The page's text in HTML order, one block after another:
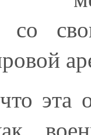
со
эта